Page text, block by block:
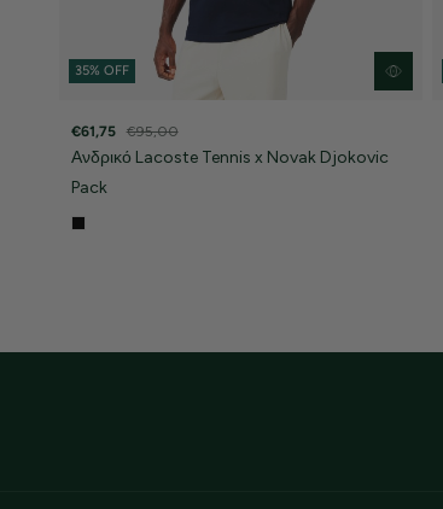
35% OFF
€61,75 €95,00
Ανδρικό Lacoste Tennis x Novak Djokovic
Pack